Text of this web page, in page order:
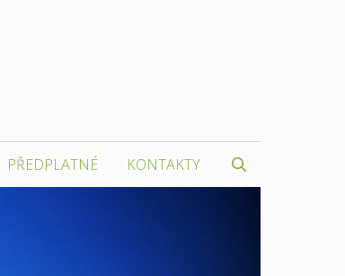
PŘEDPLATNÉ KONTAKTY